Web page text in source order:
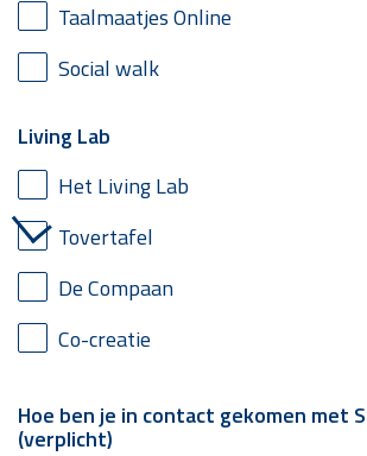
Taalmaatjes Online
Social walk
Living Lab
Het Living Lab
Tovertafel
De Compaan
Co-creatie
Hoe ben je in contact gekomen met
(verplicht)